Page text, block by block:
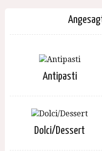
Antipasti
Dolci/Dessert